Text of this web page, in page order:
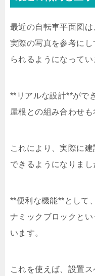
最近の自転車平面図は
実際の写真を参考に
られるようになってい
**リアルな設計**がで
屋根との組み合わせ
これにより、実際に
できるようになりまし
**便利な機能**として
ナミックブロックと
います。
これを使えば、設置